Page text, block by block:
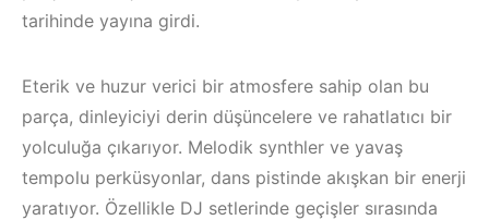
tarihinde yayına girdi.
Eterik ve huzur verici bir atmosfere sahip olan bu
parça, dinleyiciyi derin düşüncelere ve rahatlatıcı bir
yolculuğa çıkarıyor. Melodik synthler ve yavaş
tempolu perküsyonlar, dans pistinde akışkan bir enerji
yaratıyor. Özellikle DJ setlerinde geçişler sırasında